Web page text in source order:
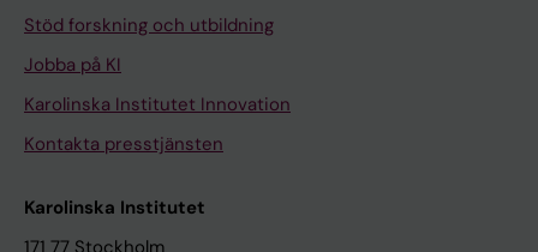
Stöd forskning och utbildning
Jobba på KI
Karolinska Institutet Innovation
Kontakta presstjänsten
Karolinska Institutet